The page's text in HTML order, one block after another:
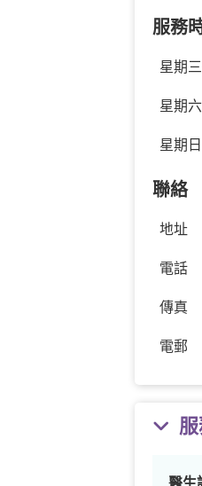
服務
星期三
星期六
星期
聯絡
地址
電話
傳真
電郵
醫生